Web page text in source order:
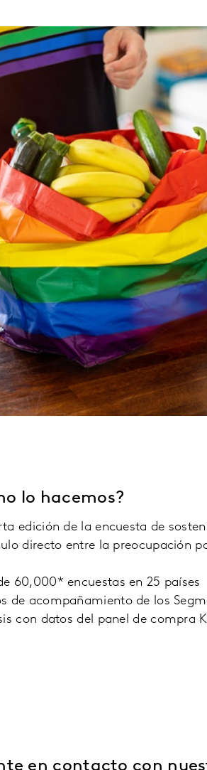
lo hacemos?
edición de la encuesta de
directo entre la preocupación
60,000* encuestas en 25 países
de acompañamiento de los
con datos del panel de compra
en contacto con